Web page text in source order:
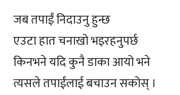
जब तपाईं निदाउनु हुन्छ
एउटा हात चनाखो भइरहनुपर्छ
किनभने यदि कुनै डाका आयो भने
त्यसले तपाईंलाई बचाउन सकोस् ।